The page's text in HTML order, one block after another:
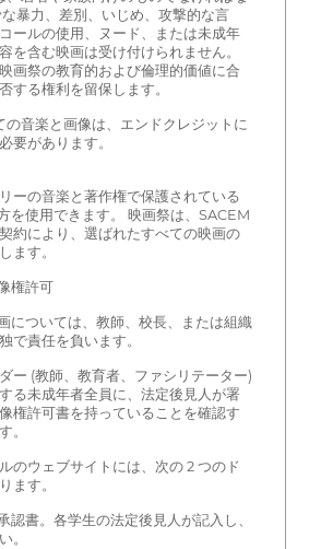
暴力、差別、いじめ、攻撃的な言
ールの使用、ヌード、または未成年
を含む映画は受け付けられません。
画祭の教育的および倫理的価値に合
する権利を留保します。
の音楽と画像は、エンドクレジットに
要があります。
ーの音楽と著作権で保護されている
を使用できます。 映画祭は、SACEM
約により、選ばれたすべての映画の
ます。
権許可
については、教師、校長、または組織
で責任を負います。
ー (教師、教育者、ファシリテーター)
る未成年者全員に、法定後見人が署
権許可書を持っていることを確認す
。
のウェブサイトには、次の 2 つのド
ます。
認書。各学生の法定後見人が記入し、
。